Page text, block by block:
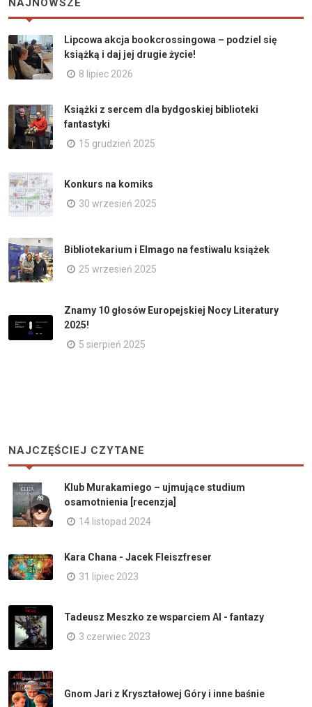
NAJNOWSZE
Lipcowa akcja bookcrossingowa – podziel się
książką i daj jej drugie życie!
8 lipiec 2026
Książki z sercem dla bydgoskiej biblioteki
fantastyki
15 grudzień 2025
Konkurs na komiks
30 wrzesień 2025
Bibliotekarium i Elmago na festiwalu książek
25 wrzesień 2025
Znamy 10 głosów Europejskiej Nocy Literatury
2025!
5 sierpień 2025
NAJCZĘŚCIEJ CZYTANE
Klub Murakamiego – ujmujące studium
osamotnienia [recenzja]
14 listopad 2024
Kara Chana - Jacek Fleiszfreser
31 lipiec 2023
Tadeusz Meszko ze wsparciem AI - fantazy
3 czerwiec 2023
Gnom Jari z Kryształowej Góry i inne baśnie